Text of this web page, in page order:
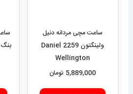
5,889,000تومان
افزودن به سبد خرید